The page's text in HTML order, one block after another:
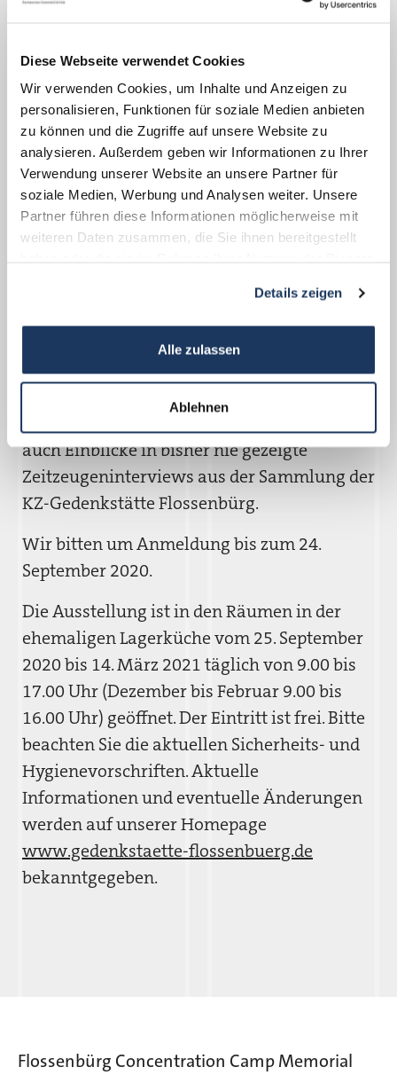
Diese Webseite verwendet Cookies
Wir verwenden Cookies, um Inhalte und Anzeigen zu
personalisieren, Funktionen für soziale Medien anbieten
zu können und die Zugriffe auf unsere Website zu
analysieren. Außerdem geben wir Informationen zu Ihrer
Verwendung unserer Website an unsere Partner für
soziale Medien, Werbung und Analysen weiter. Unsere
Partner führen diese Informationen möglicherweise mit
weiteren Daten zusammen, die Sie ihnen bereitgestellt
Details zeigen
Alle zulassen
Ablehnen
Rollen und den Funktionswandel des
fundamentales Faktum: Er oder sie ist vor
allem Individuum.“ Dr. Jörg Skriebeleit, Leiter
der KZ-Gedenkstätte Flossenbürg.
Die multimediale Ausstellung „Ende der
Zeitzeugenschaft?“ setzt die Überlebenden
mit ihren Erzählungen ins Zentrum,
hinterfragt die „Gemachtheit“ der
Bedingungen, unter denen die Überlebenden
welchen Intentionen sie dies taten und den
Wandel ihrer gesellschaftlichen Rolle in den
letzten sieben Jahrzehnten. Die
auch Einblicke in bisher nie gezeigte
Zeitzeugeninterviews aus der Sammlung der
KZ-Gedenkstätte Flossenbürg.
Wir bitten um Anmeldung bis zum 24.
September 2020.
Die Ausstellung ist in den Räumen in der
ehemaligen Lagerküche vom 25. September
2020 bis 14. März 2021 täglich von 9.00 bis
17.00 Uhr (Dezember bis Februar 9.00 bis
16.00 Uhr) geöffnet. Der Eintritt ist frei. Bitte
beachten Sie die aktuellen Sicherheits- und
Hygienevorschriften. Aktuelle
Informationen und eventuelle Änderungen
werden auf unserer Homepage
www.gedenkstaette-flossenbuerg.de
bekanntgegeben.
Flossenbürg Concentration Camp Memorial